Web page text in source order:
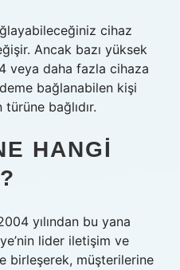
cihaz
Ancak bazı yüksek
veya daha fazla cihaza
bağlanabilen kişi
türüne bağlıdır.
HANGI
yılından bu yana
lider iletişim ve
birleşerek, müşterilerine